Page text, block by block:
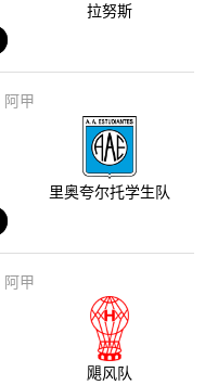
拉努斯
阿甲
里奥夸尔托学生队
阿甲
飓风队